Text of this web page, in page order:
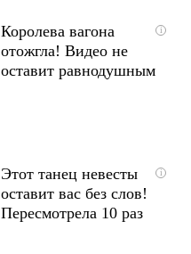
i
Королева вагона
отожгла! Видео не
оставит равнодушным
i
Этот танец невесты
оставит вас без слов!
Пересмотрела 10 раз